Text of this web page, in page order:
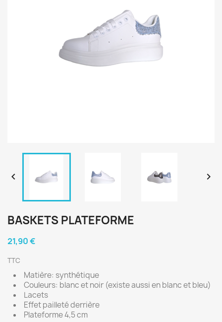
 
BASKETS PLATEFORME
21,90 €
TTC
Matière: synthétique
Couleurs: blanc et noir (existe aussi en blanc et bleu)
Lacets
Effet pailleté derrière
Plateforme 4,5 cm